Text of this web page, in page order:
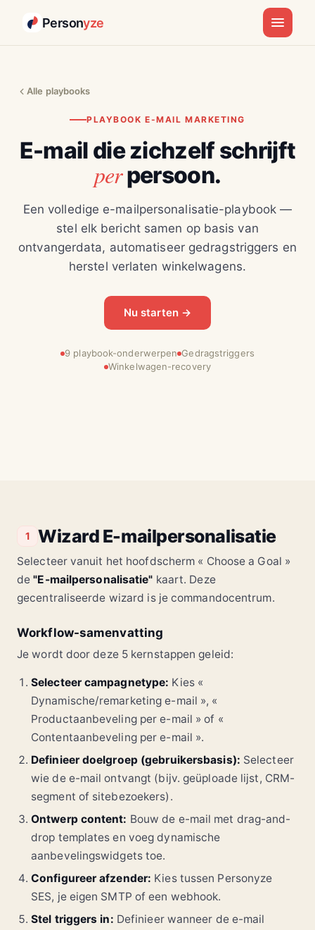
Personyze
Alle playbooks
PLAYBOOK E-MAIL MARKETING
E-mail die zichzelf schrijft
perpersoon.
Een volledige e-mailpersonalisatie-playbook —
stel elk bericht samen op basis van
ontvangerdata, automatiseer gedragstriggers en
herstel verlaten winkelwagens.
Nu starten →
9 playbook-onderwerpen Gedragstriggers
Winkelwagen-recovery
1 Wizard E-mailpersonalisatie
Selecteer vanuit het hoofdscherm « Choose a Goal »
de"E-mailpersonalisatie" kaart. Deze
gecentraliseerde wizard is je commandocentrum.
Workflow-samenvatting
Je wordt door deze 5 kernstappen geleid:
Selecteer campagnetype: Kies «
Dynamische/remarketing e-mail », «
Productaanbeveling per e-mail » of «
Contentaanbeveling per e-mail ».
Definieer doelgroep (gebruikersbasis): Selecteer
wie de e-mail ontvangt (bijv. geüploade lijst, CRM-
segment of sitebezoekers).
Ontwerp content: Bouw de e-mail met drag-and-
drop templates en voeg dynamische
aanbevelingswidgets toe.
Configureer afzender: Kies tussen Personyze
SES, je eigen SMTP of een webhook.
Stel triggers in: Definieer wanneer de e-mail